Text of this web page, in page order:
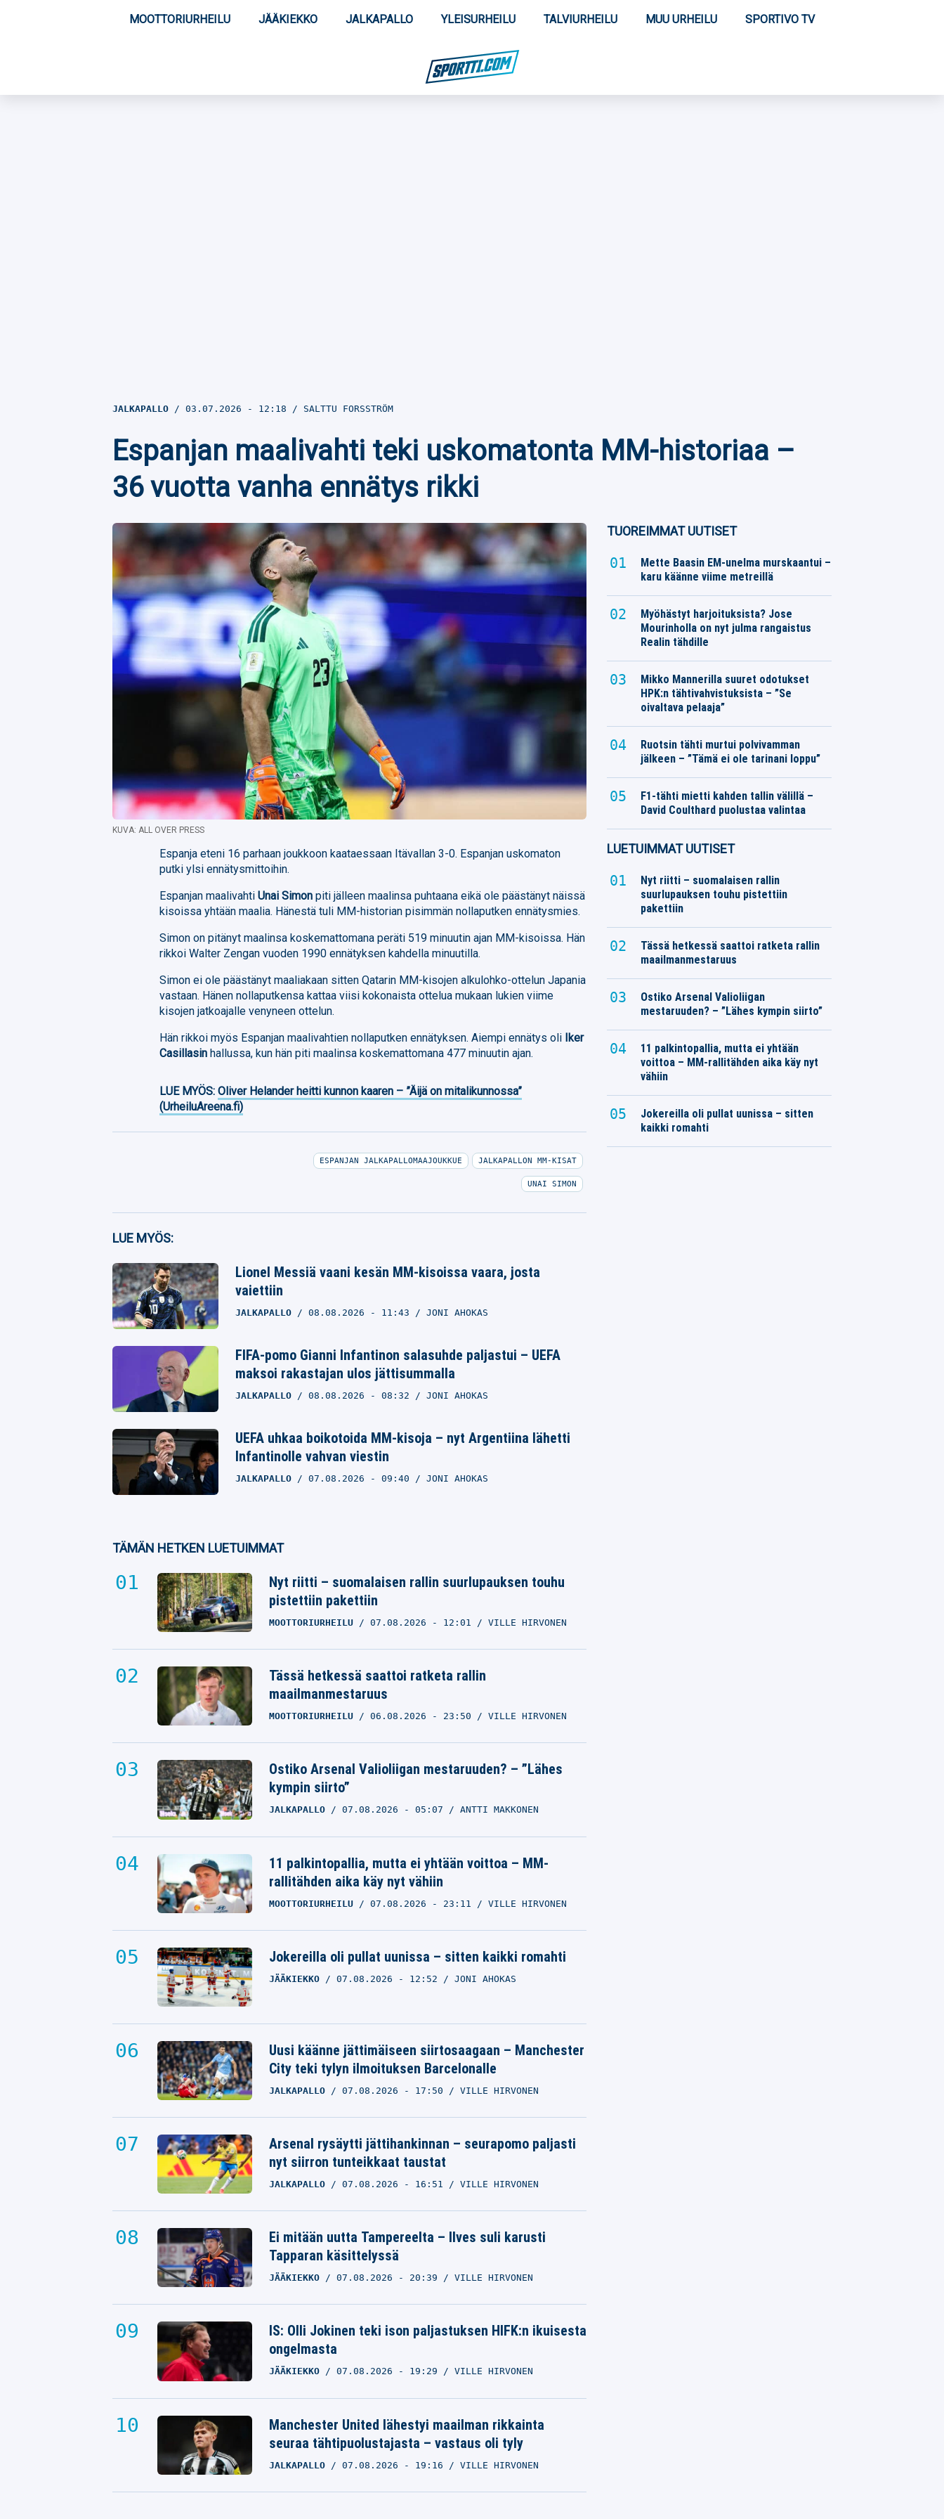
MOOTTORIURHEILU JÄÄKIEKKO JALKAPALLO YLEISURHEILU TALVIURHEILU MUU URHEILU SPORTIVO TV
JALKAPALLO 03.07.2026 - 12:18 SALTTU FORSSTRÖM
Espanjan maalivahti teki uskomatonta MM-historiaa –
36 vuotta vanha ennätys rikki
KUVA: ALL OVER PRESS
Espanja eteni 16 parhaan joukkoon kaataessaan Itävallan 3-0. Espanjan uskomaton
putki ylsi ennätysmittoihin.
Espanjan maalivahtiUnai Simon piti jälleen maalinsa puhtaana eikä ole päästänyt näissä
kisoissa yhtään maalia. Hänestä tuli MM-historian pisimmän nollaputken ennätysmies.
Simon on pitänyt maalinsa koskemattomana peräti 519 minuutin ajan MM-kisoissa. Hän
rikkoi Walter Zengan vuoden 1990 ennätyksen kahdella minuutilla.
Simon ei ole päästänyt maaliakaan sitten Qatarin MM-kisojen alkulohko-ottelun Japania
vastaan. Hänen nollaputkensa kattaa viisi kokonaista ottelua mukaan lukien viime
kisojen jatkoajalle venyneen ottelun.
Hän rikkoi myös Espanjan maalivahtien nollaputken ennätyksen. Aiempi ennätys oli Iker
Casillasin hallussa, kun hän piti maalinsa koskemattomana 477 minuutin ajan.
LUE MYÖS:Oliver Helander heitti kunnon kaaren – ”Äijä on mitalikunnossa”
(UrheiluAreena.fi)
Whatsapp
ESPANJAN JALKAPALLOMAAJOUKKUE JALKAPALLON MM-KISAT
UNAI SIMON
LUE MYÖS:
Lionel Messiä vaani kesän MM-kisoissa vaara, josta
vaiettiin
JALKAPALLO 08.08.2026 - 11:43 JONI AHOKAS
FIFA-pomo Gianni Infantinon salasuhde paljastui – UEFA
maksoi rakastajan ulos jättisummalla
JALKAPALLO 08.08.2026 - 08:32 JONI AHOKAS
UEFA uhkaa boikotoida MM-kisoja – nyt Argentiina lähetti
Infantinolle vahvan viestin
JALKAPALLO 07.08.2026 - 09:40 JONI AHOKAS
TÄMÄN HETKEN LUETUIMMAT
Nyt riitti – suomalaisen rallin suurlupauksen touhu
pistettiin pakettiin
MOOTTORIURHEILU 07.08.2026 - 12:01 VILLE HIRVONEN
Tässä hetkessä saattoi ratketa rallin
maailmanmestaruus
MOOTTORIURHEILU 06.08.2026 - 23:50 VILLE HIRVONEN
Ostiko Arsenal Valioliigan mestaruuden? – ”Lähes
kympin siirto”
JALKAPALLO 07.08.2026 - 05:07 ANTTI MAKKONEN
11 palkintopallia, mutta ei yhtään voittoa – MM-
rallitähden aika käy nyt vähiin
MOOTTORIURHEILU 07.08.2026 - 23:11 VILLE HIRVONEN
Jokereilla oli pullat uunissa – sitten kaikki romahti
JÄÄKIEKKO 07.08.2026 - 12:52 JONI AHOKAS
Uusi käänne jättimäiseen siirtosaagaan – Manchester
City teki tylyn ilmoituksen Barcelonalle
JALKAPALLO 07.08.2026 - 17:50 VILLE HIRVONEN
Arsenal rysäytti jättihankinnan – seurapomo paljasti
nyt siirron tunteikkaat taustat
JALKAPALLO 07.08.2026 - 16:51 VILLE HIRVONEN
Ei mitään uutta Tampereelta – Ilves suli karusti
Tapparan käsittelyssä
JÄÄKIEKKO 07.08.2026 - 20:39 VILLE HIRVONEN
IS: Olli Jokinen teki ison paljastuksen HIFK:n ikuisesta
ongelmasta
JÄÄKIEKKO 07.08.2026 - 19:29 VILLE HIRVONEN
Manchester United lähestyi maailman rikkainta
seuraa tähtipuolustajasta – vastaus oli tyly
JALKAPALLO 07.08.2026 - 19:16 VILLE HIRVONEN
TUOREIMMAT UUTISET
Mette Baasin EM-unelma murskaantui –
karu käänne viime metreillä
Myöhästyt harjoituksista? Jose
Mourinholla on nyt julma rangaistus
Realin tähdille
Mikko Mannerilla suuret odotukset
HPK:n tähtivahvistuksista – ”Se
oivaltava pelaaja”
Ruotsin tähti murtui polvivamman
jälkeen – ”Tämä ei ole tarinani loppu”
F1-tähti mietti kahden tallin välillä –
David Coulthard puolustaa valintaa
LUETUIMMAT UUTISET
Nyt riitti – suomalaisen rallin
suurlupauksen touhu pistettiin
pakettiin
Tässä hetkessä saattoi ratketa rallin
maailmanmestaruus
Ostiko Arsenal Valioliigan
mestaruuden? – ”Lähes kympin siirto”
11 palkintopallia, mutta ei yhtään
voittoa – MM-rallitähden aika käy nyt
vähiin
Jokereilla oli pullat uunissa – sitten
kaikki romahti